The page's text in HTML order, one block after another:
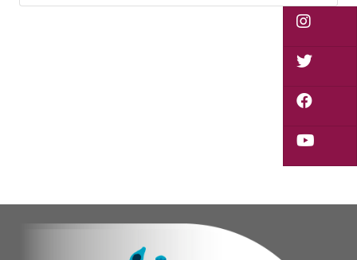
Cuerpo y movimiento: espacio dedicado a la
Juegos didácticos: memoria y dinámicas didácticas
Con estas iniciativas, el alcalde Diógenes Lara reafirma